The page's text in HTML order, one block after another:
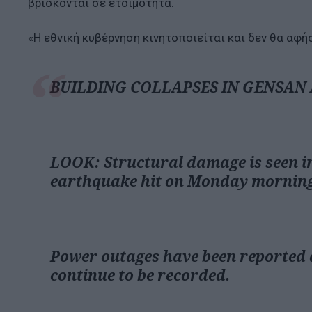
βρίσκονται σε ετοιμότητα.
«Η εθνική κυβέρνηση κινητοποιείται και δεν θα
BUILDING COLLAPSES IN
LOOK: Structural damage is seen
earthquake hit on Monday
Power outages have been
continue to be recorded.